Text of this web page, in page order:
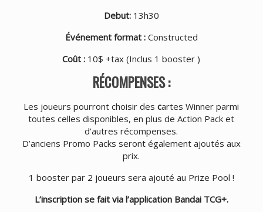
Debut:13h30
Événement format : Constructed
Coût : 10$ +tax (Inclus 1 booster )
RÉCOMPENSES :
Les joueurs pourront choisir descartes Winner parmi
toutes celles disponibles, en plus de Action Pack et
d’autres récompenses.
D’anciens Promo Packs seront également ajoutés aux
prix.
1 booster par 2 joueurs sera ajouté au Prize Pool !
L’inscription se fait via l’application Bandai TCG+.